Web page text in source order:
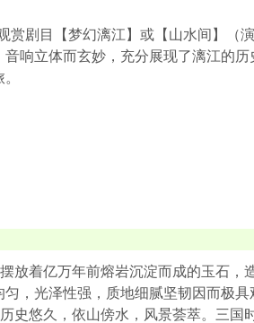
赏剧目【梦幻漓江】或【山水间】（
响立体而玄妙，充分展现了漓江的
放着亿万年前熔岩沉淀而成的玉石，
，光泽性强，质地细腻坚韧因而极具
史悠久，依山傍水，风景荟萃。三国